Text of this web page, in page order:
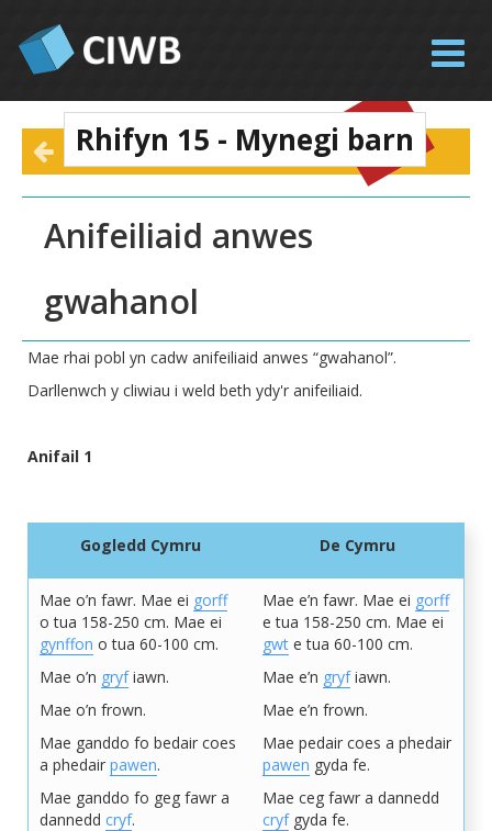
Rhifyn 15 - Mynegi barn
Anifeiliaid anwes
gwahanol
Mae rhai pobl yn cadw anifeiliaid anwes “gwahanol”.
Darllenwch y cliwiau i weld beth ydy'r anifeiliaid.
Anifail 1
Gogledd Cymru De Cymru
Mae o’n fawr. Mae ei gorff
o tua 158-250 cm. Mae ei
gynffon o tua 60-100 cm.
Mae o’n gryfiawn.
Mae o’n frown.
Mae ganddo fo bedair coes
a phedair pawen.
Mae ganddo fo geg fawr a
dannedd cryf.
Mae e’n fawr. Mae ei gorff
e tua 158-250 cm. Mae ei
gwt e tua 60-100 cm.
Mae e’n gryfiawn.
Mae e’n frown.
Mae pedair coes a phedair
pawen gyda fe.
Mae ceg fawr a dannedd
cryfgyda fe.